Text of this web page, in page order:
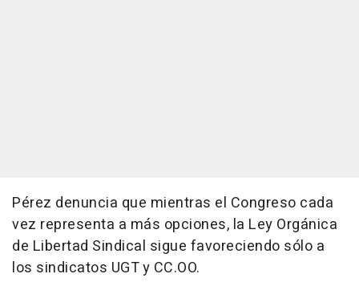
Pérez denuncia que mientras el Congreso cada
vez representa a más opciones, la Ley Orgánica
de Libertad Sindical sigue favoreciendo sólo a
los sindicatos UGT y CC.OO.